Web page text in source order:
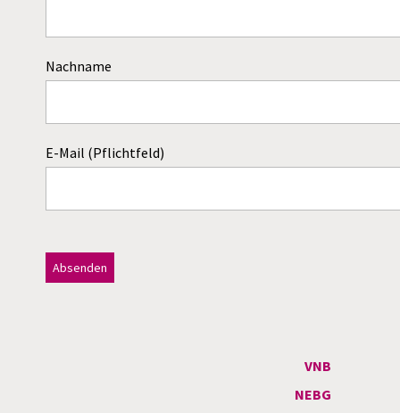
Nachname
E-Mail (Pflichtfeld)
VNB
NEBG